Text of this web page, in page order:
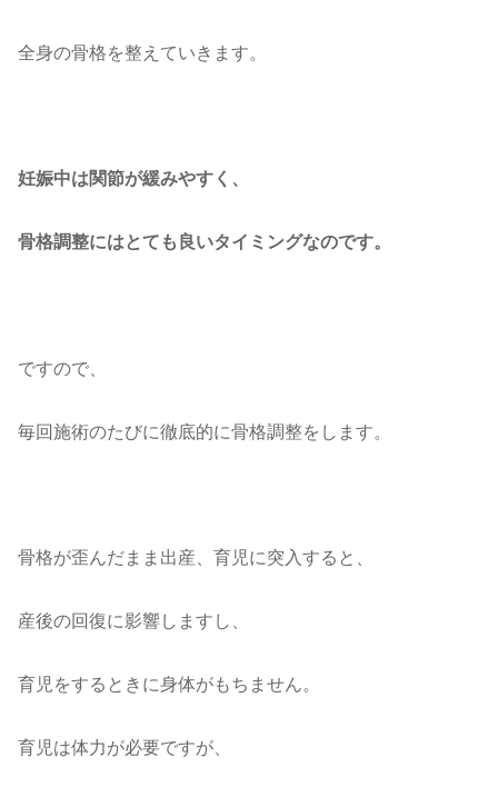
全身の骨格を整えていきます。
妊娠中は関節が緩みやすく、
骨格調整にはとても良いタイミングなのです。
ですので、
毎回施術のたびに徹底的に骨格調整をします。
骨格が歪んだまま出産、育児に突入すると、
産後の回復に影響しますし、
育児をするときに身体がもちません。
育児は体力が必要ですが、